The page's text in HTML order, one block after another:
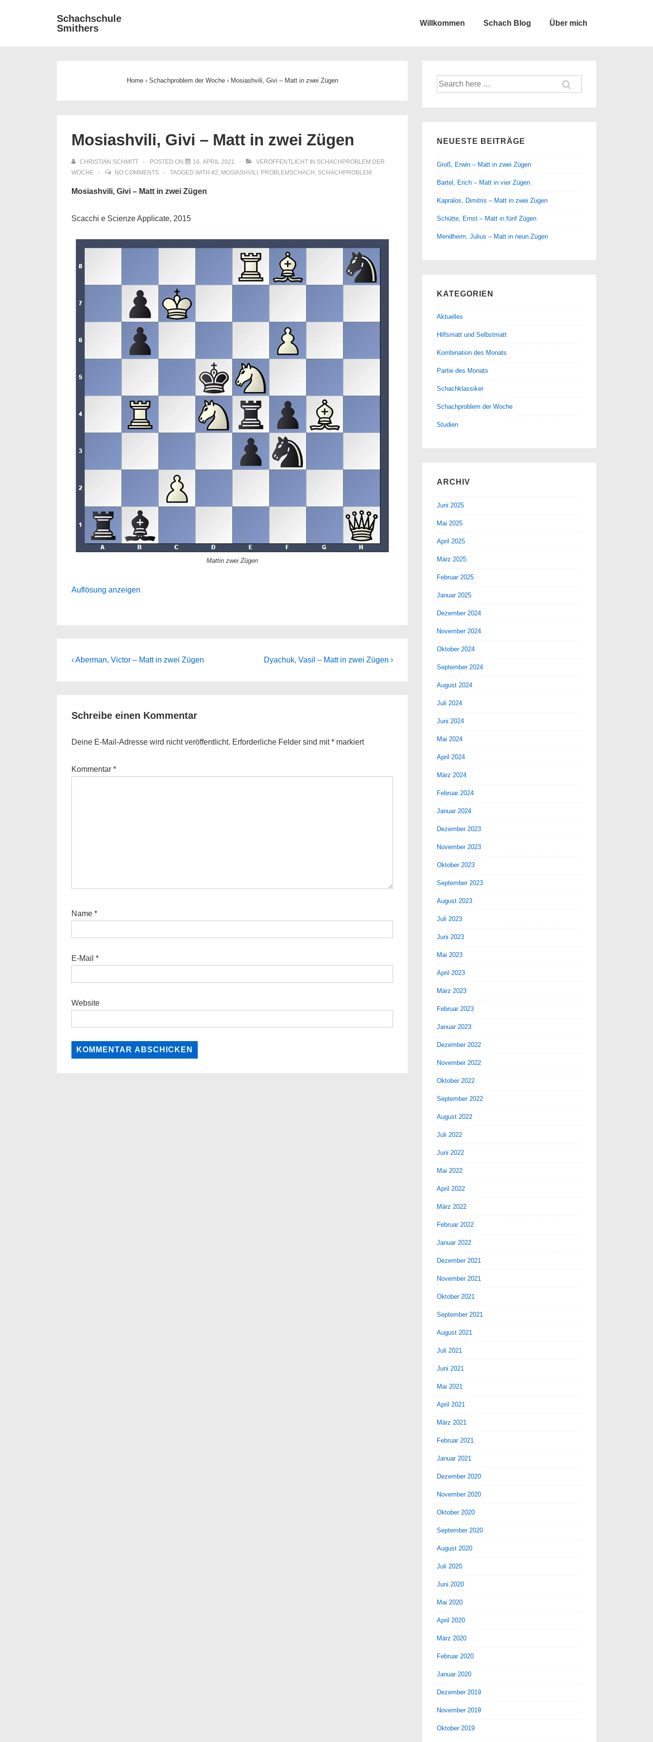
Schachschule
Smithers
Willkommen Schach Blog Über mich
Home › Schachproblem der Woche › Mosiashvili, Givi – Matt in zwei Zügen
Mosiashvili, Givi – Matt in zwei Zügen
CHRISTIAN SCHMITT POSTED ON 16. APRIL 2021 VERÖFFENTLICHT IN SCHACHPROBLEM DER
WOCHE
NO COMMENTS TAGGED WITH #2, MOSIASHVILI , PROBLEMSCHACH , SCHACHPROBLEM
Mosiashvili, Givi – Matt in zwei Zügen
Scacchi e Scienze Applicate, 2015
Mattin zwei Zügen
Auflösung anzeigen
Beitragsnavigation
Previous
‹ Aberman, Victor – Matt in zwei Zügen
Next
Dyachuk, Vasil – Matt in zwei Zügen ›
Schreibe einen Kommentar
Deine E-Mail-Adresse wird nicht veröffentlicht. Erforderliche Felder sind mit* markiert
Kommentar *
Name *
E-Mail *
Website
Suche
nach:
NEUESTE BEITRÄGE
Groß, Erwin – Matt in zwei Zügen
Bartel, Erich – Matt in vier Zügen
Kapralos, Dimitris – Matt in zwei Zügen
Schütte, Ernst – Matt in fünf Zügen
Mendheim, Julius – Matt in neun Zügen
KATEGORIEN
Aktuelles
Hilfsmatt und Selbstmatt
Kombination des Monats
Partie des Monats
Schachklassiker
Schachproblem der Woche
Studien
ARCHIV
Juni 2025
Mai 2025
April 2025
März 2025
Februar 2025
Januar 2025
Dezember 2024
November 2024
Oktober 2024
September 2024
August 2024
Juli 2024
Juni 2024
Mai 2024
April 2024
März 2024
Februar 2024
Januar 2024
Dezember 2023
November 2023
Oktober 2023
September 2023
August 2023
Juli 2023
Juni 2023
Mai 2023
April 2023
März 2023
Februar 2023
Januar 2023
Dezember 2022
November 2022
Oktober 2022
September 2022
August 2022
Juli 2022
Juni 2022
Mai 2022
April 2022
März 2022
Februar 2022
Januar 2022
Dezember 2021
November 2021
Oktober 2021
September 2021
August 2021
Juli 2021
Juni 2021
Mai 2021
April 2021
März 2021
Februar 2021
Januar 2021
Dezember 2020
November 2020
Oktober 2020
September 2020
August 2020
Juli 2020
Juni 2020
Mai 2020
April 2020
März 2020
Februar 2020
Januar 2020
Dezember 2019
November 2019
Oktober 2019